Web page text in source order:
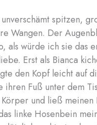
spitzen,
Wangen. Der
als würde ich sie das
Erst als Bianca
den Kopf leicht auf
ihren Fuß unter dem
und ließ meinen
linke Hosenbein